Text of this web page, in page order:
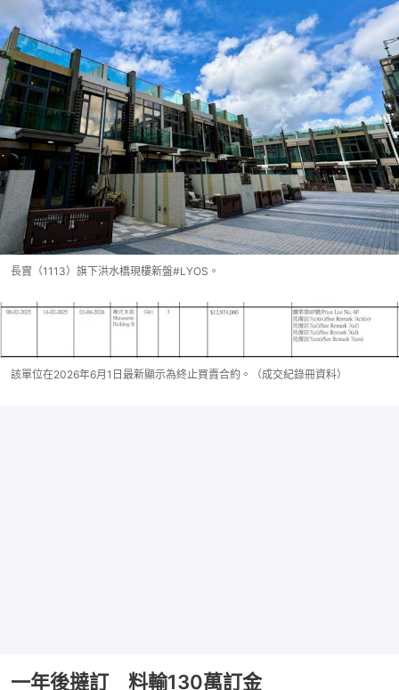
長實（1113）旗下洪水橋現樓新盤#LYOS。
該單位在2026年6月1日最新顯示為終止買賣合約。（成交紀錄冊資料）
一年後撻訂 料輸130萬訂金